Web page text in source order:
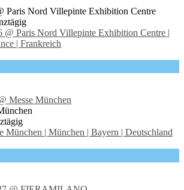
Paris Nord Villepinte Exhibition Centre
Messe München